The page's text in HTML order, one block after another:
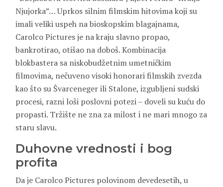
Njujorka”… Uprkos silnim filmskim hitovima koji su
imali veliki uspeh na bioskopskim blagajnama,
Carolco Pictures je na kraju slavno propao,
bankrotirao, otišao na doboš. Kombinacija
blokbastera sa niskobudžetnim umetničkim
filmovima, nečuveno visoki honorari filmskih zvezda
kao što su Švarceneger ili Stalone, izgubljeni sudski
procesi, razni loši poslovni potezi – doveli su kuću do
propasti. Tržište ne zna za milost i ne mari mnogo za
staru slavu.
Duhovne vrednosti i bog
profita
Da je Carolco Pictures polovinom devedesetih, u